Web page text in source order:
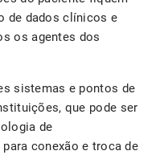
de dados clínicos e
os agentes dos
sistemas e pontos de
que pode ser
de
conexão e troca de